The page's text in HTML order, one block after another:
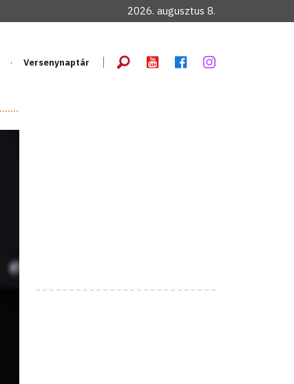
2026. augusztus 8.
Versenynaptár